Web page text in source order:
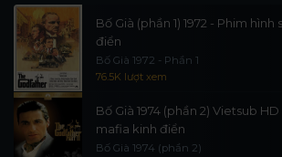
Bố Già (phần 1) 1972 - Phim
điển
Bố Già 1972 - Phần 1
76.5K lượt xem
Bố Già 1974 (phần 2) Vietsub
mafia kinh điển
Bố Già 1974 (phần 2)